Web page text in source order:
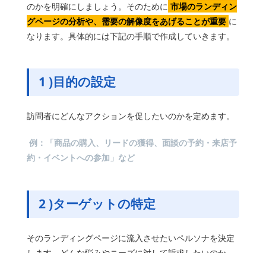
のかを明確にしましょう。そのために 市場のランディン
グページの分析や、需要の解像度をあげることが重要 に
なります。具体的には下記の手順で作成していきます。
1 )目的の設定
訪問者にどんなアクションを促したいのかを定めます。
例：「商品の購入、リードの獲得、面談の予約・来店予
約・イベントへの参加」など
2 )ターゲットの特定
そのランディングページに流入させたいペルソナを決定